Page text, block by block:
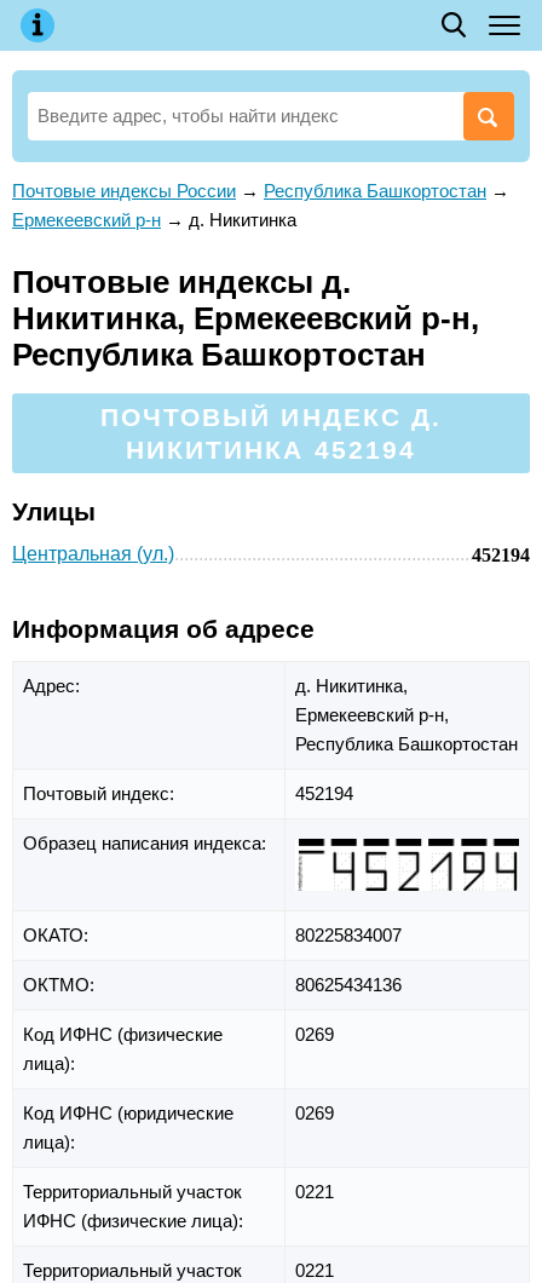
Почтовые индексы России → Республика Башкортостан →
Ермекеевский р-н → д. Никитинка
Почтовые индексы д.
Никитинка, Ермекеевский р-н,
Республика Башкортостан
ПОЧТОВЫЙ ИНДЕКС Д.
НИКИТИНКА 452194
Улицы
Центральная (ул.) 452194
Информация об адресе
Адрес:
д. Никитинка,
Ермекеевский р-н,
Республика Башкортостан
Почтовый индекс: 452194
Образец написания индекса:
ОКАТО: 80225834007
ОКТМО: 80625434136
Код ИФНС (физические
лица):
0269
Код ИФНС (юридические
лица):
0269
Территориальный участок
ИФНС (физические лица):
0221
Территориальный участок
0221